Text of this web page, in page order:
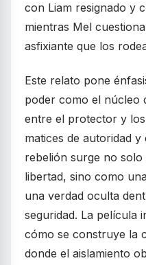
con Liam resignado y
mientras Mel
asfixiante que los
Este relato pone
poder como el núcleo
entre el protector y
matices de autoridad
rebelión surge no
libertad, sino como
una verdad oculta
seguridad. La película
cómo se construye la
donde el aislamiento